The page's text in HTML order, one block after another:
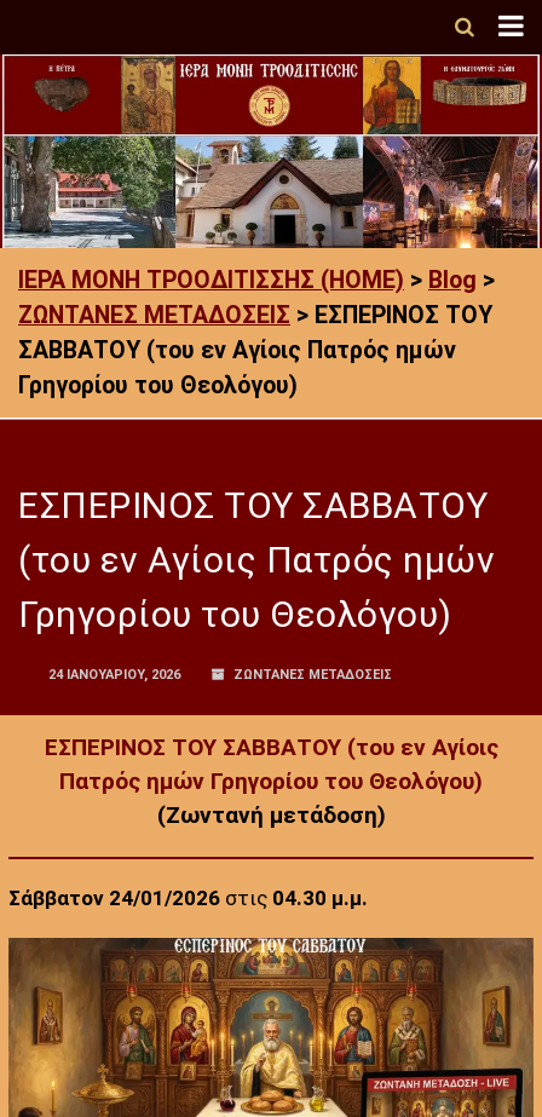
ΙΕΡΑ ΜΟΝΗ ΤΡΟΟΔΙΤΙΣΣΗΣ (HOME) > Blog >
ΖΩΝΤΑΝΕΣ ΜΕΤΑΔΟΣΕΙΣ > ΕΣΠΕΡΙΝΟΣ ΤΟΥ
ΣΑΒΒΑΤΟΥ (του εν Αγίοις Πατρός ημών
Γρηγορίου του Θεολόγου)
ΕΣΠΕΡΙΝΟΣ ΤΟΥ ΣΑΒΒΑΤΟΥ
(του εν Αγίοις Πατρός ημών
Γρηγορίου του Θεολόγου)
24 ΙΑΝΟΥΑΡΊΟΥ, 2026 ΖΩΝΤΑΝΕΣ ΜΕΤΑΔΟΣΕΙΣ
ΕΣΠΕΡΙΝΟΣ ΤΟΥ ΣΑΒΒΑΤΟΥ (του εν Αγίοις
Πατρός ημών Γρηγορίου του Θεολόγου)
(Ζωντανή μετάδοση)
Σάββατον 24/01/2026στις 04.30 μ.μ.